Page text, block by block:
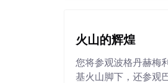
火山的辉煌
您将参观波格丹赫梅
基火山脚下，还参观